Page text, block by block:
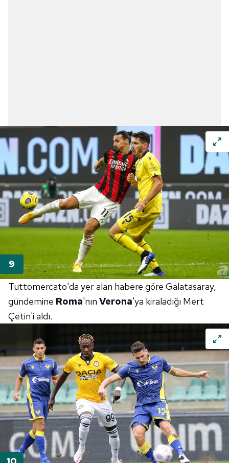
Tuttomercato'da yer alan habere göre Galatasaray,
gündemine Roma'nın Verona'ya kiraladığı Mert
Çetin'i aldı.